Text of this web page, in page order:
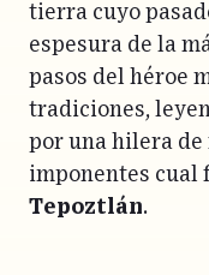
tierra cuyo
espesura de la
pasos del héroe
tradiciones,
por una hilera de
imponentes cual
Tepoztlán.